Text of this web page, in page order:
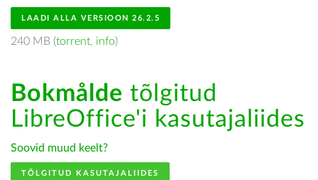
LAADI ALLA VERSIOON 26.2.5
240 MB (torrent, info)
Bokmålde tõlgitud
LibreOffice'i kasutajaliides
Soovid muud keelt?
TÕLGITUD KASUTAJALIIDES